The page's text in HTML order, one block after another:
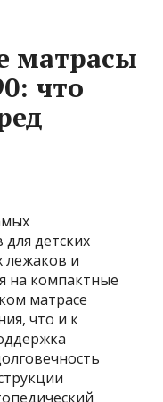
матрасы
что
детских
лежаков и
на компактные
матрасе
что и к